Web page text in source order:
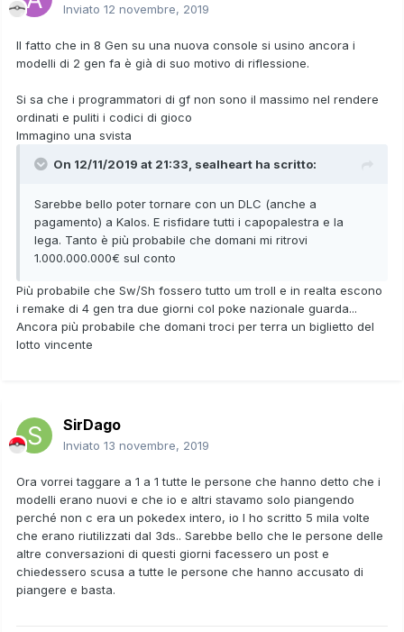
Inviato 12 novembre, 2019
Il fatto che in 8 Gen su una nuova console si usino ancora i
modelli di 2 gen fa è già di suo motivo di riflessione.
Si sa che i programmatori di gf non sono il massimo nel rendere
ordinati e puliti i codici di gioco
Immagino una svista
On 12/11/2019 at 21:33, sealheart ha scritto:
Sarebbe bello poter tornare con un DLC (anche a
pagamento) a Kalos. E risfidare tutti i capopalestra e la
lega. Tanto è più probabile che domani mi ritrovi
1.000.000.000€ sul conto
Più probabile che Sw/Sh fossero tutto um troll e in realta escono
i remake di 4 gen tra due giorni col poke nazionale guarda...
Ancora più probabile che domani troci per terra un biglietto del
lotto vincente
SirDago
Inviato 13 novembre, 2019
Ora vorrei taggare a 1 a 1 tutte le persone che hanno detto che i
modelli erano nuovi e che io e altri stavamo solo piangendo
perché non c era un pokedex intero, io l ho scritto 5 mila volte
che erano riutilizzati dal 3ds.. Sarebbe bello che le persone delle
altre conversazioni di questi giorni facessero un post e
chiedessero scusa a tutte le persone che hanno accusato di
piangere e basta.